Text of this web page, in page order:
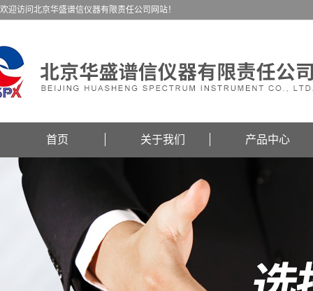
欢迎访问北京华盛谱信仪器有限责任公司网站！
首页 关于我们 产品中心